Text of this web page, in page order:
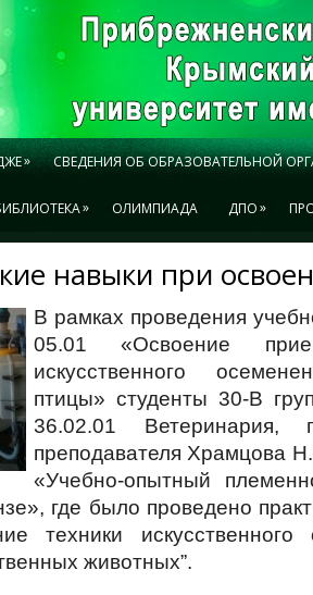
» СВЕДЕНИЯ ОБ ОБРАЗОВАТЕЛЬНОЙ
» ОЛИМПИАДА ДПО»
навыки при
В рамках проведения
05.01 «Освоение
искусственного
птицы» студенты 30-В
36.02.01 Ветеринария,
преподавателя Храмцова
«Учебно-опытный
где было проведено
техники
животных”.